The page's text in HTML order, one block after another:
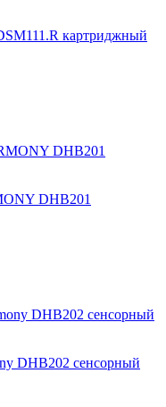
картриджный
DHB201
DHB202 сенсорный